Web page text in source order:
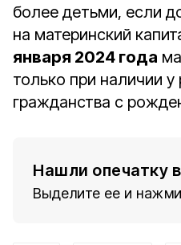
более детьми, если
на материнский
января 2024 года
только при наличии у
гражданства с
Нашли опечатку
Выделите ее и